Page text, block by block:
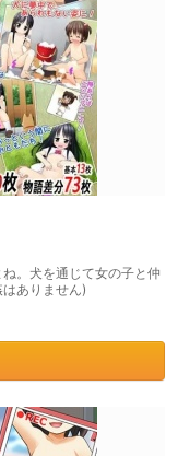
。犬を通じて女の子と仲
ありません)